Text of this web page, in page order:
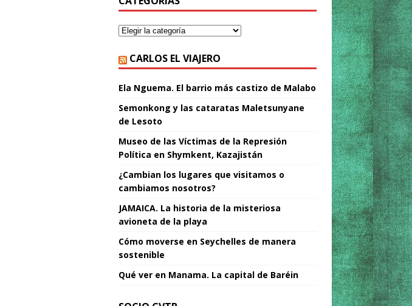
CARLOS EL VIAJERO
Ela Nguema. El barrio más castizo de Malabo
Semonkong y las cataratas Maletsunyane
de Lesoto
Museo de las Víctimas de la Represión
Política en Shymkent, Kazajistán
¿Cambian los lugares que visitamos o
cambiamos nosotros?
JAMAICA. La historia de la misteriosa
avioneta de la playa
Cómo moverse en Seychelles de manera
sostenible
Qué ver en Manama. La capital de Baréin